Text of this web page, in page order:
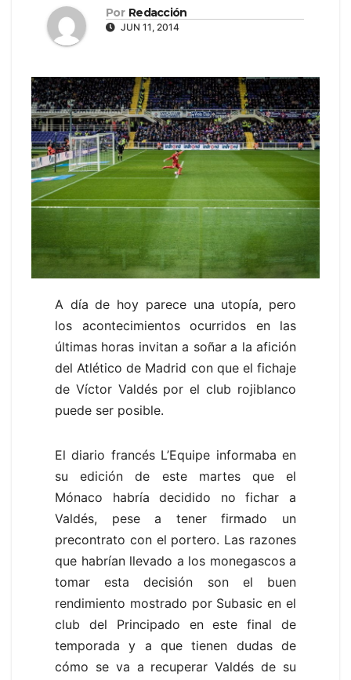
Por Redacción
JUN 11, 2014
A día de hoy parece una utopía, pero
los acontecimientos ocurridos en las
últimas horas invitan a soñar a la afición
del Atlético de Madrid con que el fichaje
de Víctor Valdés por el club rojiblanco
puede ser posible.
El diario francés L’Equipe informaba en
su edición de este martes que el
Mónaco habría decidido no fichar a
Valdés, pese a tener firmado un
precontrato con el portero. Las razones
que habrían llevado a los monegascos a
tomar esta decisión son el buen
rendimiento mostrado por Subasic en el
club del Principado en este final de
temporada y a que tienen dudas de
cómo se va a recuperar Valdés de su